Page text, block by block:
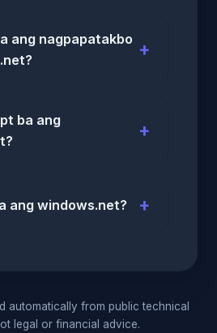
ang nagpapatakbo
ba ang
ang windows.net?
automatically from public technical
legal or financial advice.